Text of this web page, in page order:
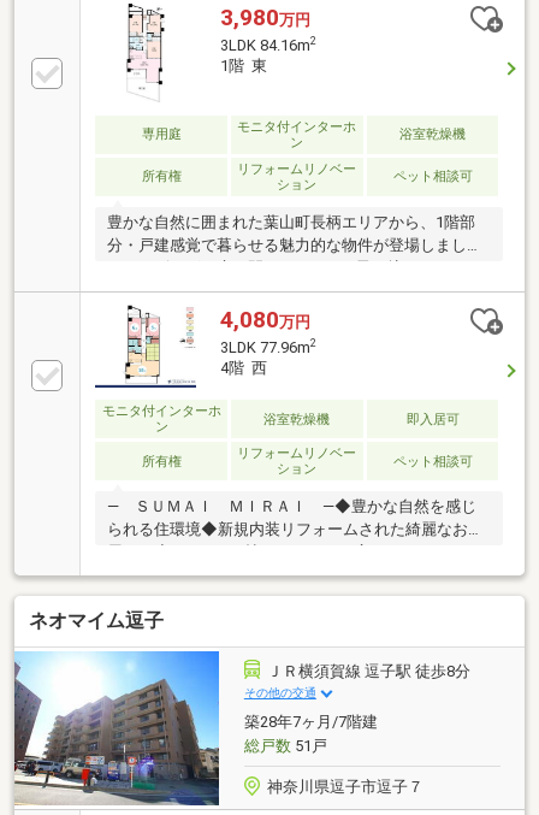
ビングを見渡せる開放的な対面式キッチン◆水回り設
備も一新で気持ちよく新生活をスタートできます◆毎
日の暮らしを快適にする設備も充実しています◆ペッ
ト飼育可能（細則有） 【東宝ハウス横浜】提携銀
行 横浜銀行 変動金利35年の場合 金利 年0.92％
お問い合わせは【フリーダイヤル：0120-759-655】ま
3,980万円
3LDK 84.16m2
1階 東
専用庭
モニタ付インターホ
ン
浴室乾燥機
所有権
リフォームリノベー
ション
ペット相談可
豊かな自然に囲まれた葉山町長柄エリアから、1階部
分・戸建感覚で暮らせる魅力的な物件が登場しまし
た。リビングの扉を開けると、目に飛び込んでくるの
は約20.1帖の広々としたLDK。約24㎡の専用庭（芝生
張替え済み）は室内にいながらも開放感を感じられ、
マンションでありながらお庭のある暮らしを満喫でき
ます。令和7年7月、こだわりのリノベーション。内容/
システムキッチン（食洗機付）、ユニットバス、洗面
台、ウォシュレットトイレ、フローリング・フロアタ
イル張り替え、クロス張り替え、建具交換、全室に調
光機能付きダウンライトを新設。給湯器交換、スイッ
チ類交換、ハウスクリーニング
4,080万円
3LDK 77.96m2
4階 西
モニタ付インターホ
ン
浴室乾燥機 即入居可
所有権
リフォームリノベー
ション
ペット相談可
― ＳＵＭＡＩ ＭＩＲＡＩ ―◆豊かな自然を感じ
られる住環境◆新規内装リフォームされた綺麗なお部
過ごせます◆リビング横には足を伸ばして寛げる和室
あり◆リビングを見渡せる開放的な対面式キッチン
◆2025年大規模修繕工事済み◆毎日の暮らしを快適に
する設備も充実しています◆ペット飼育可能（細則
有） 【東宝ハウス横浜】提携銀行 横浜銀行 変
動金利35年の場合 金利 年0.92％お問い合わせは
【フリーダイヤル：0120-759-655】までお気軽にどう
ぞ♪
ネオマイム逗子
ＪＲ横須賀線 逗子駅 徒歩8分
その他の交通
築28年7ヶ月/7階建
総戸数51戸
神奈川県逗子市逗子７